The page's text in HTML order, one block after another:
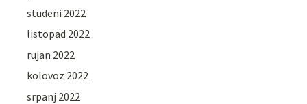
studeni 2022
listopad 2022
rujan 2022
kolovoz 2022
srpanj 2022